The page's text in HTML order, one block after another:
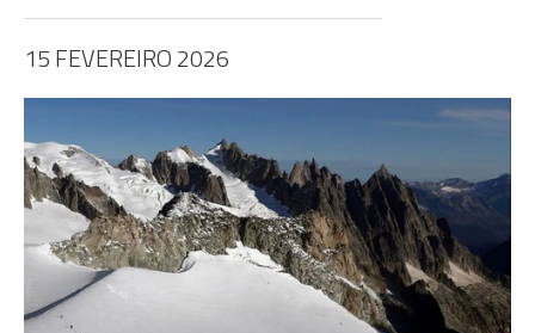
15 FEVEREIRO 2026